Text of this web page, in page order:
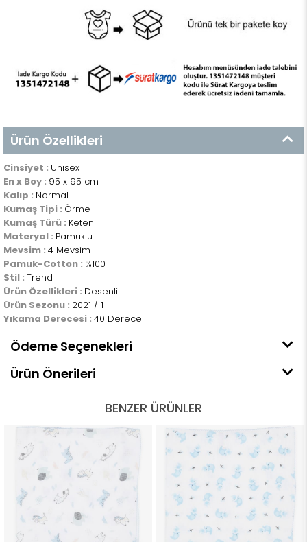
Ürün Özellikleri
Cinsiyet : Unisex
En x Boy : 95 x 95 cm
Kalıp : Normal
Kumaş Tipi : Örme
Kumaş Türü : Keten
Materyal : Pamuklu
Mevsim : 4 Mevsim
Pamuk-Cotton : %100
Stil : Trend
Ürün Özellikleri : Desenli
Ürün Sezonu : 2021 / 1
Yıkama Derecesi : 40 Derece
Ödeme Seçenekleri
Ürün Önerileri
BENZER ÜRÜNLER